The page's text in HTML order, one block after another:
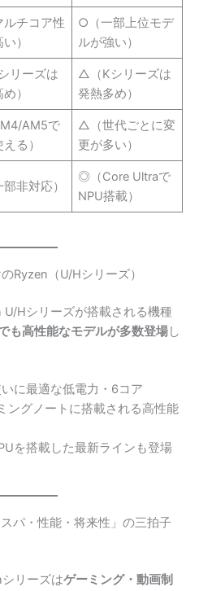
チコア性
）
○（一部上位モデ
ルが強い）
リーズは
）
△（Kシリーズは
発熱多め）
AM5で
る）
△（世代ごとに変
更が多い）
非対応）
◎（Core Ultraで
NPU搭載）
Ryzen（U/Hシリーズ）
U/Hシリーズが搭載される機種
も高性能なモデルが多数登場し
に最適な低電力・6コア
ングノートに搭載される高性能
を搭載した最新ラインも登場
パ・性能・将来性」の三拍子
リーズはゲーミング・動画制